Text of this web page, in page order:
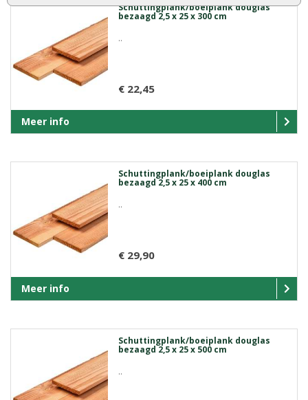
Schuttingplank/boeiplank douglas
bezaagd 2,5 x 25 x 300 cm
..
€ 22,45
Meer info
Schuttingplank/boeiplank douglas
bezaagd 2,5 x 25 x 400 cm
..
€ 29,90
Meer info
Schuttingplank/boeiplank douglas
bezaagd 2,5 x 25 x 500 cm
..